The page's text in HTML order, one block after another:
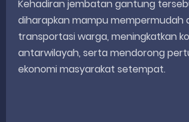
Kehadiran jembatan gantung
diharapkan mampu mempermudah
transportasi warga, meningkatkan
antarwilayah, serta mendorong
ekonomi masyarakat setempat.